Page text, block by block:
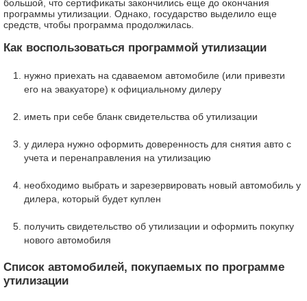
большой, что сертификаты закончились еще до окончания
программы утилизации. Однако, государство выделило еще
средств, чтобы программа продолжилась.
Как воспользоваться программой утилизации
нужно приехать на сдаваемом автомобиле (или привезти
его на эвакуаторе) к официальному дилеру
иметь при себе бланк свидетельства об утилизации
у дилера нужно оформить доверенность для снятия авто с
учета и перенаправления на утилизацию
необходимо выбрать и зарезервировать новый автомобиль у
дилера, который будет куплен
получить свидетельство об утилизации и оформить покупку
нового автомобиля
Список автомобилей, покупаемых по программе
утилизации